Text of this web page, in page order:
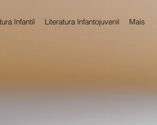
Infantil Literatura Infantojuvenil Mais